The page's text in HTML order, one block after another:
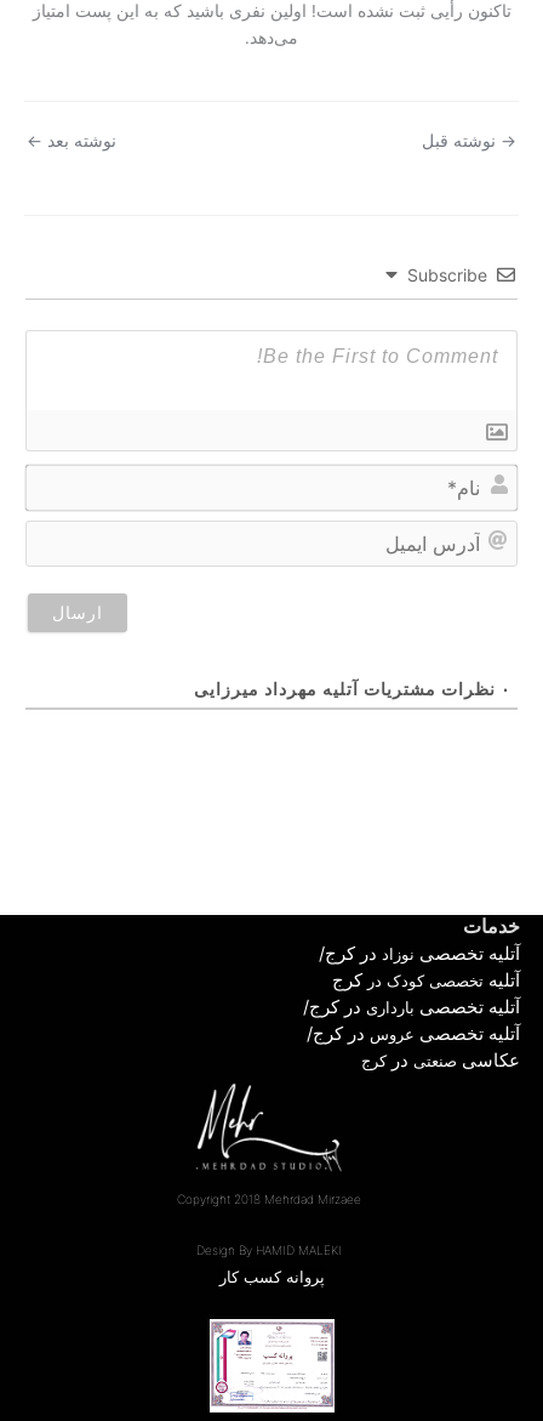
تاکنون رأیی ثبت نشده است! اولین نفری باشید که به این پست امتیاز
می‌دهد.
→نوشته قبل نوشته بعد ←
Subscribe
نام*
۰ نظرات مشتریات آتلیه مهرداد میرزایی
خدمات
آتلیه تخصصی نوزاددر کرج/
آتلیه تخصصی کودک در کرج
آتلیه تخصصی بارداریدر کرج/
آتلیه تخصصی عروسدر کرج/
عکاسی صنعتیدر کرج
Copyright 2018 Mehrdad Mirzaee
Design By HAMID MALEKI
پروانه کسب کار